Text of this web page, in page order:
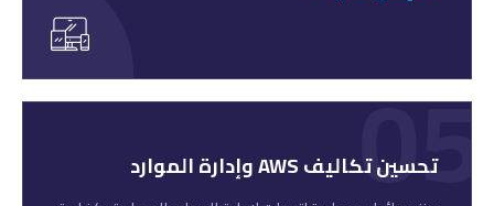
05
تحسين تكاليف AWS وإدارة الموارد